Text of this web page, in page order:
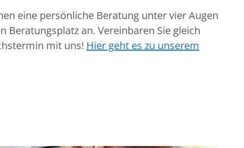
eine persönliche Beratung unter vier Augen
Beratungsplatz an. Vereinbaren Sie gleich
mit uns! Hier geht es zu unserem